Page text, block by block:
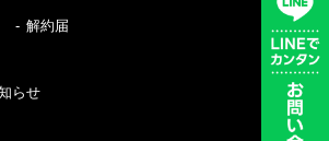
解約届
らせ